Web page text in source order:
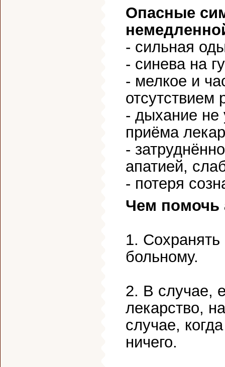
Опасные
- сильная
- синева на
- мелкое и
- дыхание не
приёма
-
апатией,
- потеря
Чем помочь
1. Сохранять
больному.
2. В случае,
лекарство,
случае,
ничего.